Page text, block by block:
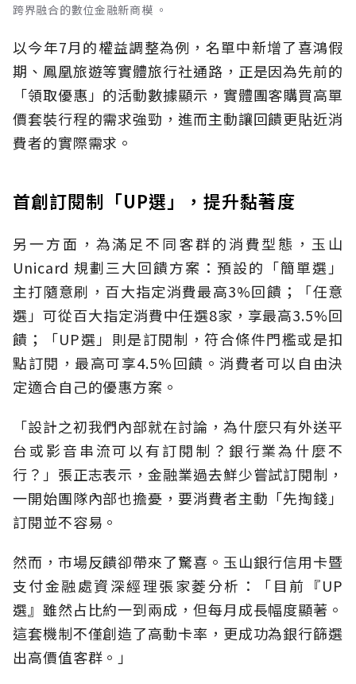
跨界融合的數位金融新商模 。
以今年7月的權益調整為例，名單中新增了喜鴻假
期、鳳凰旅遊等實體旅行社通路，正是因為先前的
「領取優惠」的活動數據顯示，實體團客購買高單
價套裝行程的需求強勁，進而主動讓回饋更貼近消
費者的實際需求。
首創訂閱制「UP選」，提升黏著度
另一方面，為滿足不同客群的消費型態，玉山
Unicard 規劃三大回饋方案：預設的「簡單選」
主打隨意刷，百大指定消費最高3%回饋；「任意
選」可從百大指定消費中任選8家，享最高3.5%回
饋；「UP選」則是訂閱制，符合條件門檻或是扣
點訂閱，最高可享4.5%回饋。消費者可以自由決
定適合自己的優惠方案。
「設計之初我們內部就在討論，為什麼只有外送平
台或影音串流可以有訂閱制？銀行業為什麼不
行？」張正志表示，金融業過去鮮少嘗試訂閱制，
一開始團隊內部也擔憂，要消費者主動「先掏錢」
訂閱並不容易。
然而，市場反饋卻帶來了驚喜。玉山銀行信用卡暨
支付金融處資深經理張家菱分析：「目前『UP
選』雖然占比約一到兩成，但每月成長幅度顯著。
這套機制不僅創造了高動卡率，更成功為銀行篩選
出高價值客群。」